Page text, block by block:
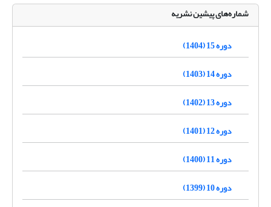
شماره‌های پیشین نشریه
دوره 15 (1404)
دوره 14 (1403)
دوره 13 (1402)
دوره 12 (1401)
دوره 11 (1400)
دوره 10 (1399)